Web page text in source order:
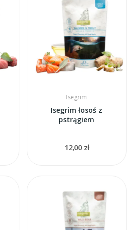
Isegrim
Isegrim łosoś z
pstrągiem
12,00 zł